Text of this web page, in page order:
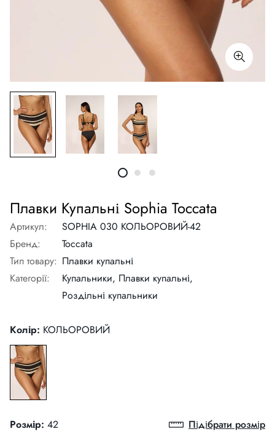
Плавки Купальні Sophia Toccata
Артикул:
SOPHIA 030 КОЛЬОРОВИЙ-42
Бренд:
Toccata
Тип товару: Плавки купальні
Категорії:
Купальники, Плавки купальні,
Роздільні купальники
Колір: КОЛЬОРОВИЙ
Розмір: 42 Підібрати розмір